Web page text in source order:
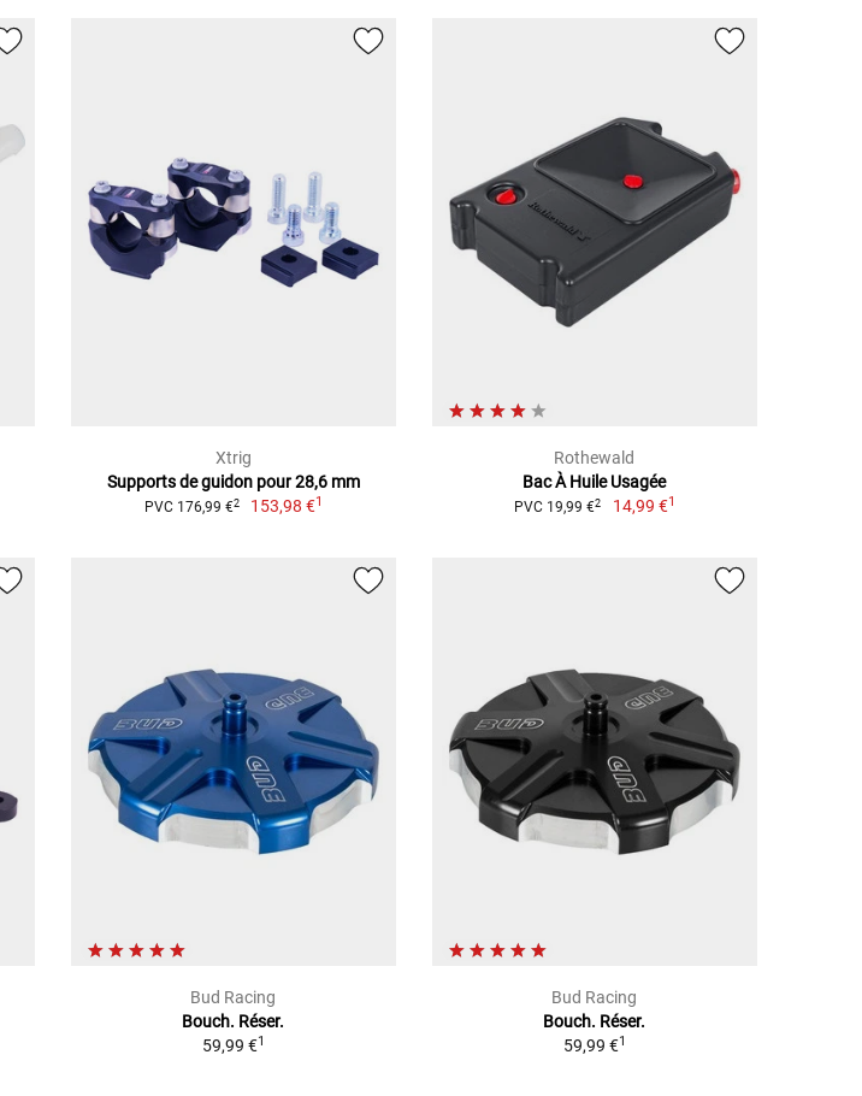
Xtrig
Supports de guidon pour 28,6 mm
PVC 176,99 €2 153,98 €1
Rothewald
Bac À Huile Usagée
PVC 19,99 €2 14,99 €1
Bud Racing
Bouch. Réser.
59,99 €1
Bud Racing
Bouch. Réser.
59,99 €1